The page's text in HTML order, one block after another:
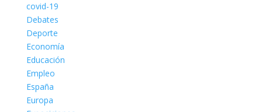
covid-19
Debates
Deporte
Economía
Educación
Empleo
España
Europa